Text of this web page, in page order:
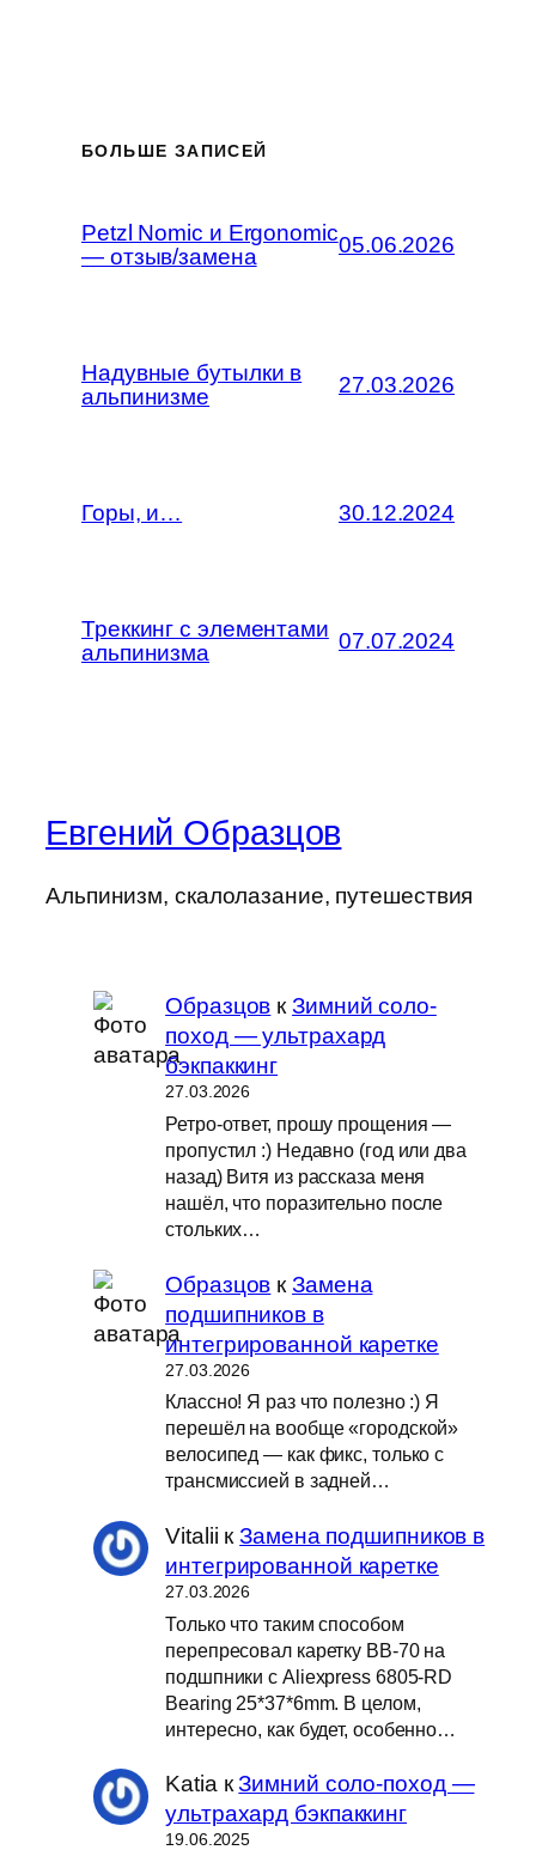
БОЛЬШЕ ЗАПИСЕЙ
Petzl Nomic и Ergonomic
— отзыв/замена
05.06.2026
Надувные бутылки в
альпинизме
27.03.2026
Горы, и… 30.12.2024
Треккинг с элементами
альпинизма
07.07.2024
Евгений Образцов
Альпинизм, скалолазание, путешествия
Образцов кЗимний соло-
поход — ультрахард
бэкпаккинг
27.03.2026
Ретро-ответ, прошу прощения —
пропустил :) Недавно (год или два
назад) Витя из рассказа меня
нашёл, что поразительно после
стольких…
Образцов кЗамена
подшипников в
интегрированной каретке
27.03.2026
Классно! Я раз что полезно :) Я
перешёл на вообще «городской»
велосипед — как фикс, только с
трансмиссией в задней…
Vitalii кЗамена подшипников в
интегрированной каретке
27.03.2026
Только что таким способом
перепресовал каретку BB-70 на
подшпники с Aliexpress 6805-RD
Bearing 25*37*6mm. В целом,
интересно, как будет, особенно…
KatiaкЗимний соло-поход —
ультрахард бэкпаккинг
19.06.2025